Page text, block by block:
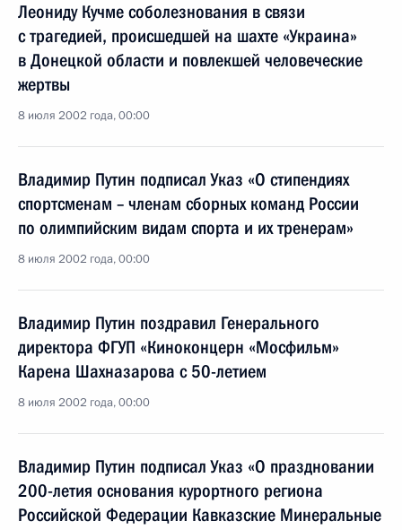
Леониду Кучме соболезнования в связи
с трагедией, происшедшей на шахте «Украина»
в Донецкой области и повлекшей человеческие
жертвы
8 июля 2002 года, 00:00
Владимир Путин подписал Указ «О стипендиях
спортсменам – членам сборных команд России
по олимпийским видам спорта и их тренерам»
8 июля 2002 года, 00:00
Владимир Путин поздравил Генерального
директора ФГУП «Киноконцерн «Мосфильм»
Карена Шахназарова с 50-летием
8 июля 2002 года, 00:00
Владимир Путин подписал Указ «О праздновании
200-летия основания курортного региона
Российской Федерации Кавказские Минеральные